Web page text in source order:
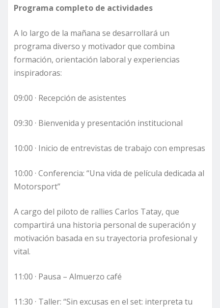
Programa completo de actividades
A lo largo de la mañana se desarrollará un
programa diverso y motivador que combina
formación, orientación laboral y experiencias
inspiradoras:
09:00 · Recepción de asistentes
09:30 · Bienvenida y presentación institucional
10:00 · Inicio de entrevistas de trabajo con empresas
10:00 · Conferencia: “Una vida de película dedicada al
Motorsport”
A cargo del piloto de rallies Carlos Tatay, que
compartirá una historia personal de superación y
motivación basada en su trayectoria profesional y
vital.
11:00 · Pausa – Almuerzo café
11:30 · Taller: “Sin excusas en el set: interpreta tu